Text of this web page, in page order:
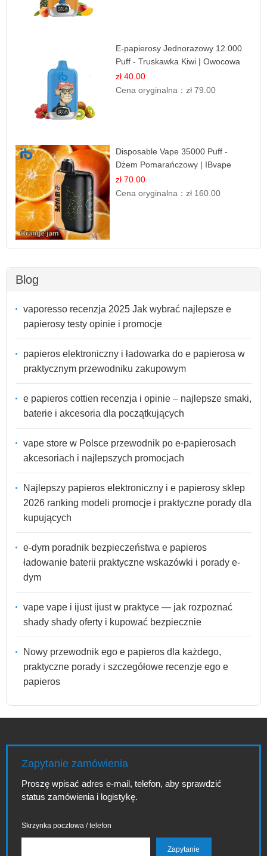
E-papierosy Jednorazowy 12.000
Puff - Truskawka Kiwi | Owocowa
Równowaga
zł 40.00
Cena oryginalna：zł 79.00
Disposable Vape 35000 Puff -
Dżem Pomarańczowy | IBvape
zł 70.00
Cena oryginalna：zł 160.00
Blog
vaporesso recenzja 2025 Jak wybrać najlepsze e
papierosy testy opinie i promocje
papieros elektroniczny i ładowarka do e papierosa w
praktycznym przewodniku zakupowym
e papieros cottien recenzja i opinie – najlepsze smaki,
baterie i akcesoria dla początkujących
vape store w Polsce przewodnik po e-papierosach
akcesoriach i najlepszych promocjach
Najlepszy papieros elektroniczny i e papierosy sklep
2026 ranking modeli promocje i praktyczne porady dla
kupujących
e-dym poradnik bezpieczeństwa e papieros
ładowanie baterii praktyczne wskazówki i porady e-
dym
vape vape i ijust ijust w praktyce — jak rozpoznać
shady shady oferty i kupować bezpiecznie
Nowy przewodnik ego e papieros dla każdego,
praktyczne porady i szczegółowe recenzje ego e
papieros
Zapytanie zamówienia
Proszę wpisać adres e-mail, telefon, aby sprawdzić
status zamówienia i logistykę.
Skrzynka pocztowa / telefon